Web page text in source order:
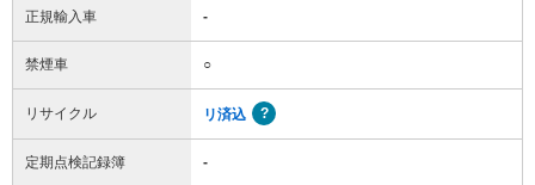
正規輸入車 -
禁煙車 ○
リサイクル リ済込
定期点検記録簿 -